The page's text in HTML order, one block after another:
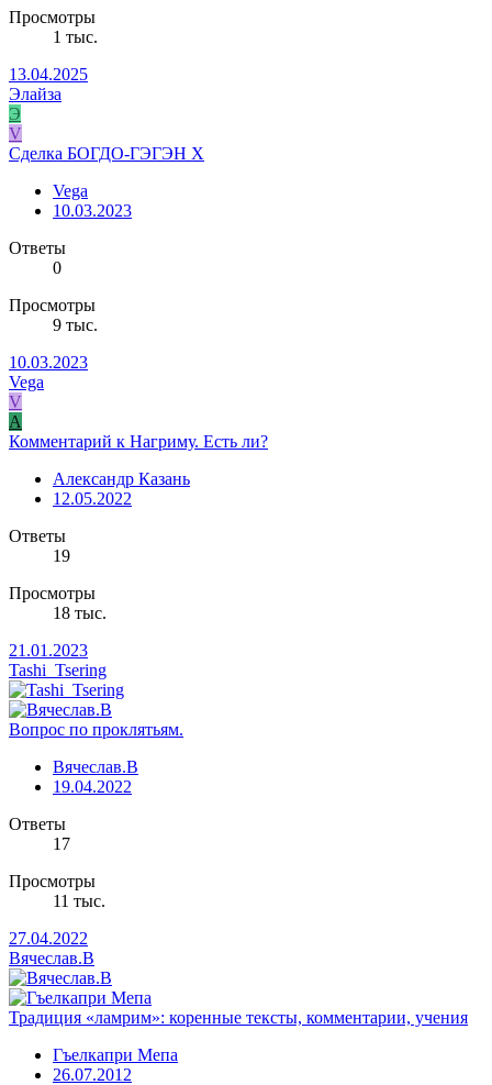
Просмотры
1 тыс.
13.04.2025
Элайза
Э
V
Cделка БОГДО-ГЭГЭН Х
Vega
10.03.2023
Ответы
0
Просмотры
9 тыс.
10.03.2023
Vega
V
А
Комментарий к Нагриму. Есть ли?
Александр Казань
12.05.2022
Ответы
19
Просмотры
18 тыс.
21.01.2023
Tashi_Tsering
Вопрос по проклятьям.
Вячеслав.В
19.04.2022
Ответы
17
Просмотры
11 тыс.
27.04.2022
Вячеслав.В
Традиция «ламрим»: коренные тексты, комментарии, учения
Гъелкапри Мепа
26.07.2012